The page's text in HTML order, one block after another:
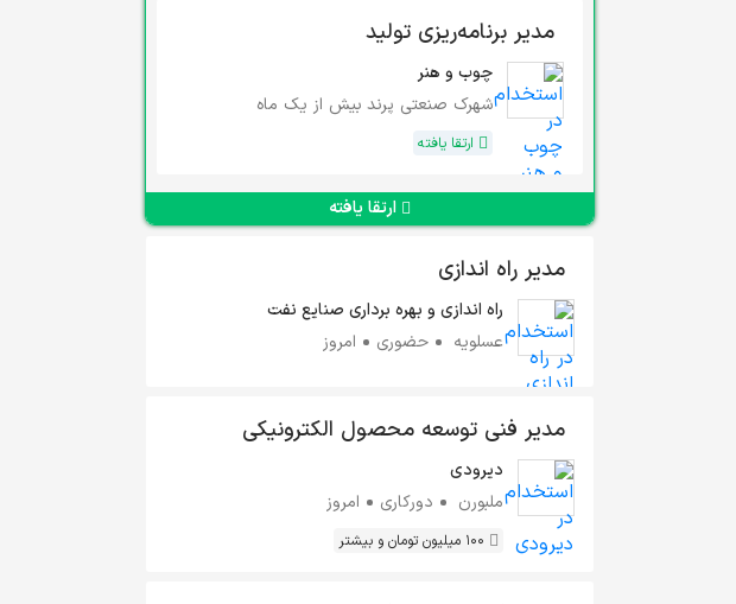
مدیر برنامه‌ریزی تولید
چوب و هنر
شهرک صنعتی پرند بیش از یک ماه
ارتقا یافته
ارتقا یافته
مدیر راه اندازی
راه اندازی و بهره برداری صنایع نفت
عسلویه
حضوری امروز
مدیر فنی توسعه محصول الکترونیکی
دیرودی
ملبورن
دورکاری امروز
100 میلیون تومان و بیشتر